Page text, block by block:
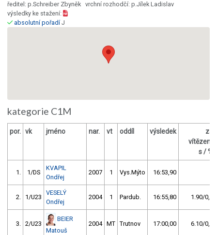
ředitel: p.Schreiber Zbyněk vrchní rozhodčí: p.Jílek Ladislav
výsledky ke stažení:
absolutní pořadíJ
kategorie C1M
por. vk jméno nar. vt oddíl výsledek
za
vítězem
s / %
1. 1/DS
KVAPIL
Ondřej
2007 1 Vys.Mýto 16:53,90
2. 1/U23
VESELÝ
Ondřej
2004 1 Pardub. 16:55,80 1.90/0,2
3. 2/U23
BEIER
Matouš
2004 MT Trutnov 17:00,00 6.10/0,6